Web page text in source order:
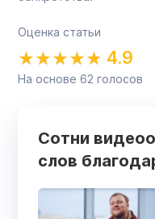
Оценка статьи
4.9
На основе 62 голосов
Сотни
слов